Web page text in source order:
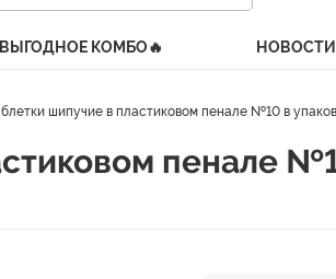
КОМБО🔥 НОВОСТИ
шипучие в пластиковом пенале №10 в
пенале